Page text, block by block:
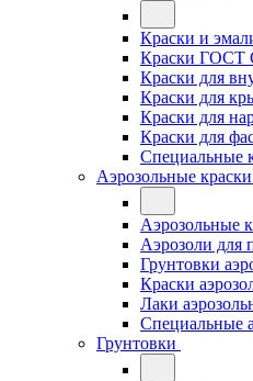
Краски и
Краски ГОСТ
Краски для
Краски для
Краски для
Краски для
Специальные
Аэрозольные
Аэрозольные
Аэрозоли для
Грунтовки
Краски
Лаки
Специальные
Грунтовки